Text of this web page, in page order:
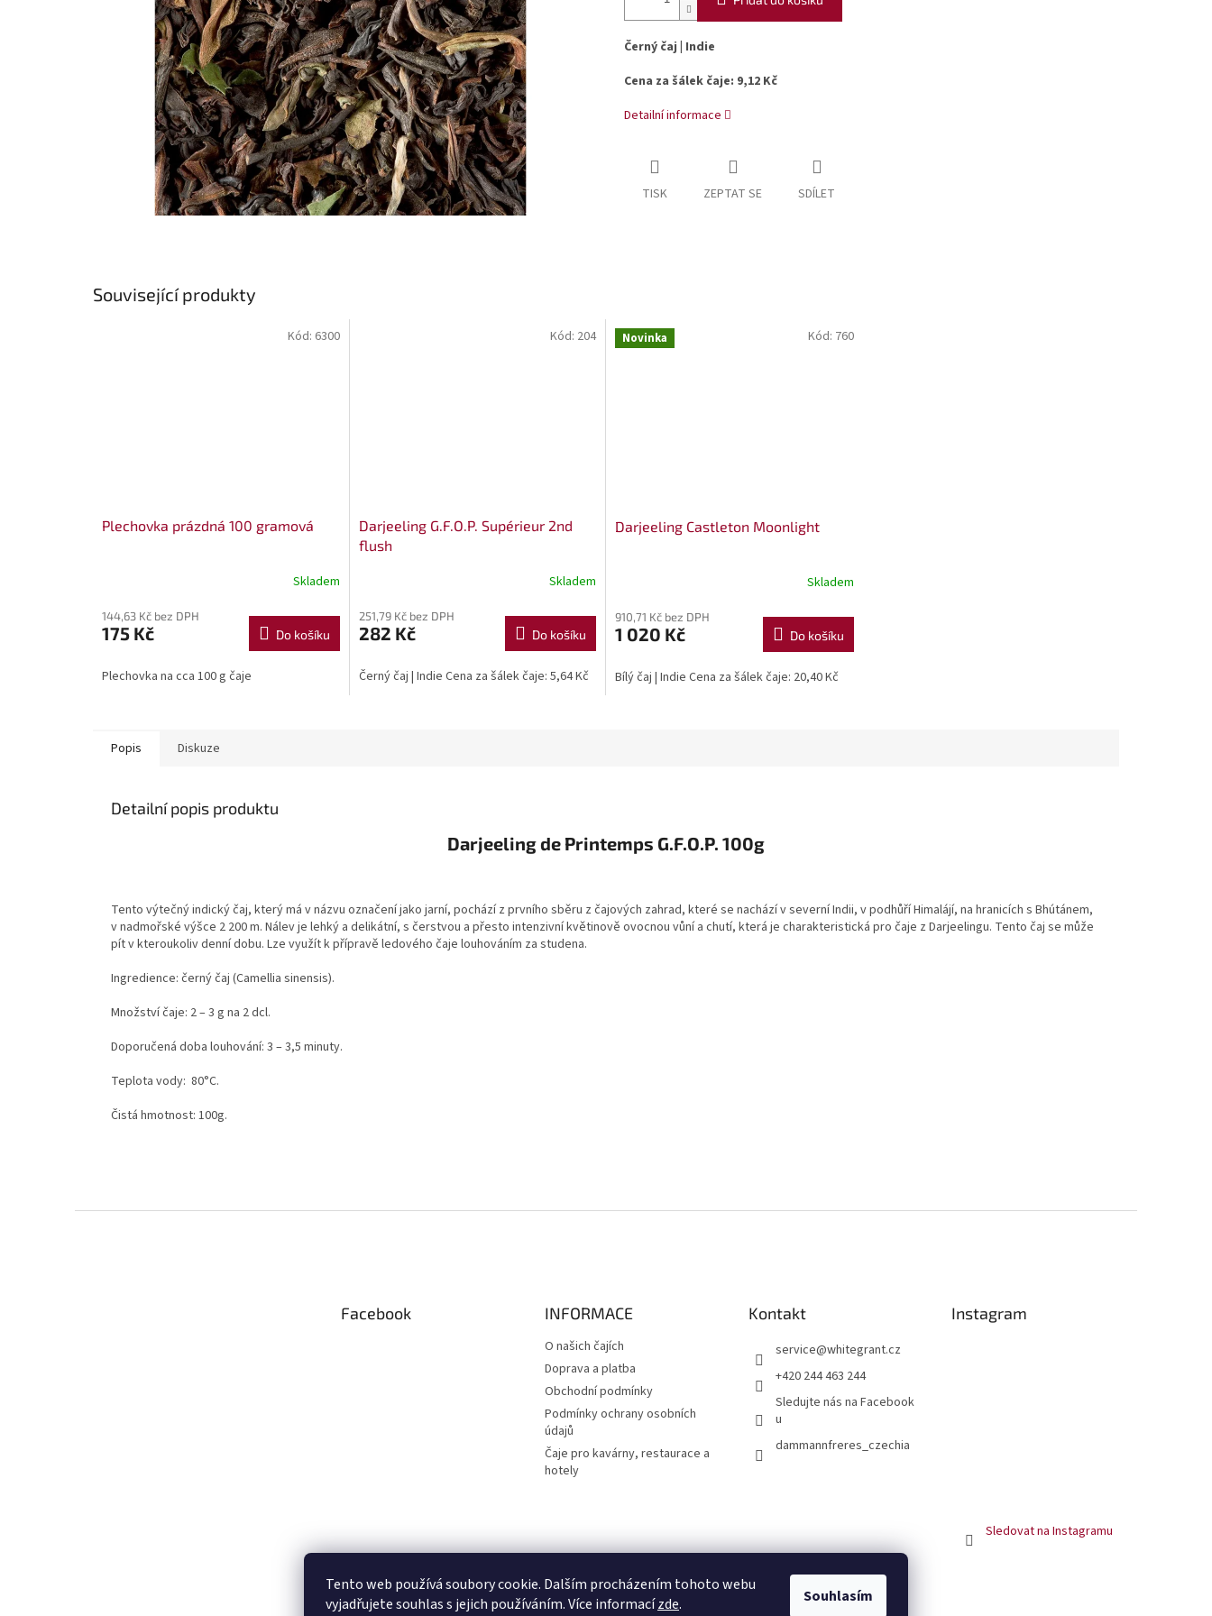
Tento web používá soubory cookie. Dalším procházením tohoto webu
vyjadřujete souhlas s jejich používáním. Více informacízde. Souhlasím
Černý čaj | Indie
Cena za šálek čaje: 9,12 Kč
Detailní informace
TISK ZEPTAT SE SDÍLET
Související produkty
Plechovka prázdná 100 gramová
Skladem
144,63 Kč bez DPH
175 Kč Do košíku
Plechovka na cca 100 g čaje
Kód: 6300
Darjeeling G.F.O.P. Supérieur 2nd
flush
Skladem
251,79 Kč bez DPH
282 Kč Do košíku
Černý čaj | Indie Cena za šálek čaje: 5,64 Kč
Kód: 204 Novinka
Darjeeling Castleton Moonlight
Skladem
910,71 Kč bez DPH
1 020 Kč Do košíku
Bílý čaj | Indie Cena za šálek čaje: 20,40 Kč
Kód: 760
Popis Diskuze
Detailní popis produktu
Darjeeling de Printemps G.F.O.P. 100g
Tento výtečný indický čaj, který má v názvu označení jako jarní, pochází z prvního sběru z čajových zahrad, které se nachází v severní Indii, v podhůří Himalájí, na hranicích s Bhútánem,
v nadmořské výšce 2 200 m. Nálev je lehký a delikátní, s čerstvou a přesto intenzivní květinově ovocnou vůní a chutí, která je charakteristická pro čaje z Darjeelingu. Tento čaj se může
pít v kteroukoliv denní dobu. Lze využít k přípravě ledového čaje louhováním za studena.
Ingredience: černý čaj (Camellia sinensis).
Množství čaje: 2 – 3 g na 2 dcl.
Doporučená doba louhování: 3 – 3,5 minuty.
Teplota vody: 80°C.
Čistá hmotnost: 100g.
Facebook INFORMACE
O našich čajích
Doprava a platba
Obchodní podmínky
Podmínky ochrany osobních
údajů
Čaje pro kavárny, restaurace a
hotely
Kontakt
service@whitegrant.cz
+420 244 463 244
Sledujte nás na Facebook
u
dammannfreres_czechia
Instagram
Sledovat na Instagramu